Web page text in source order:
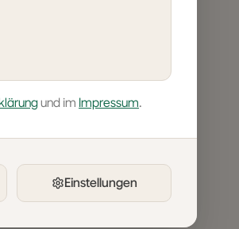
und im Impressum.
Einstellungen